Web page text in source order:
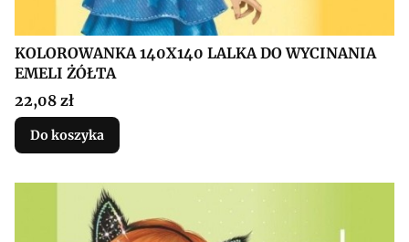
KOLOROWANKA 140X140 LALKA DO WYCINANIA
EMELI ŻÓŁTA
Cena
22,08 zł
Do koszyka